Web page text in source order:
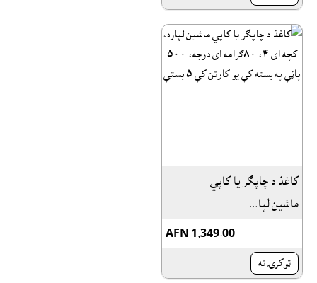
کاغذ د چاپګر يا کاپي
ماشين لپا...
AFN 1,349.00
ټوکرۍ ته